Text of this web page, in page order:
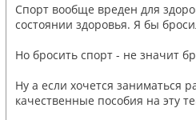
Спорт вообще вреден для
состоянии здоровья. Я бы
Но бросить спорт - не значит
Ну а если хочется заниматься
качественные пособия на эту